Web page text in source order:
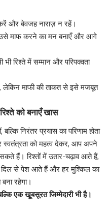
और बेवजह नाराज़ न रहें।
उसे माफ करने का मन बनाएँ और आगे
रिश्ते में सम्मान और परिपक्वता
लेकिन माफी की ताकत से इसे मजबूत
को बनाएँ खास
निरंतर प्रयास का परिणाम होता
स्वतंत्रता को महत्व देकर, आप अपने
हैं। रिश्तों में उतार-चढ़ाव आते हैं,
से पेश आते हैं और हर मुश्किल का
रहेगा।
एक खूबसूरत जिम्मेदारी भी है।